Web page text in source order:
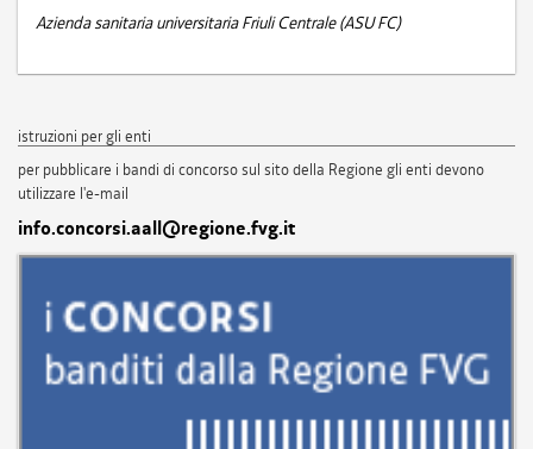
Azienda sanitaria universitaria Friuli Centrale (ASU FC)
istruzioni per gli enti
per pubblicare i bandi di concorso sul sito della Regione gli enti devono
utilizzare l'e-mail
info.concorsi.aall@regione.fvg.it